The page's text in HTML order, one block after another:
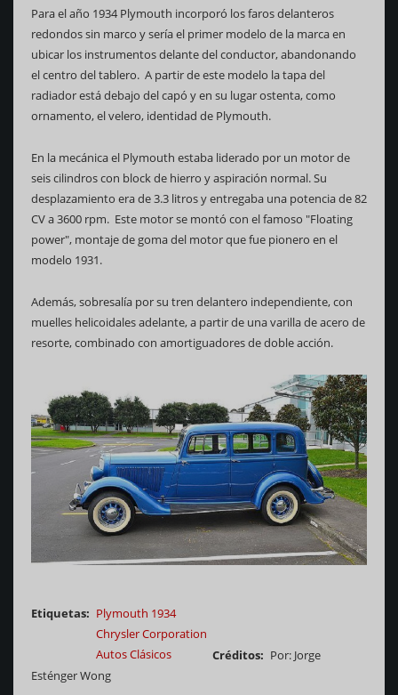
Para el año 1934 Plymouth incorporó los faros delanteros
redondos sin marco y sería el primer modelo de la marca en
ubicar los instrumentos delante del conductor, abandonando
el centro del tablero. A partir de este modelo la tapa del
radiador está debajo del capó y en su lugar ostenta, como
ornamento, el velero, identidad de Plymouth.
En la mecánica el Plymouth estaba liderado por un motor de
seis cilindros con block de hierro y aspiración normal. Su
desplazamiento era de 3.3 litros y entregaba una potencia de 82
CV a 3600 rpm. Este motor se montó con el famoso "Floating
power", montaje de goma del motor que fue pionero en el
modelo 1931.
Además, sobresalía por su tren delantero independiente, con
muelles helicoidales adelante, a partir de una varilla de acero de
resorte, combinado con amortiguadores de doble acción.
Etiquetas
Plymouth 1934
Chrysler Corporation
Autos Clásicos
Créditos
Por: Jorge
Esténger Wong